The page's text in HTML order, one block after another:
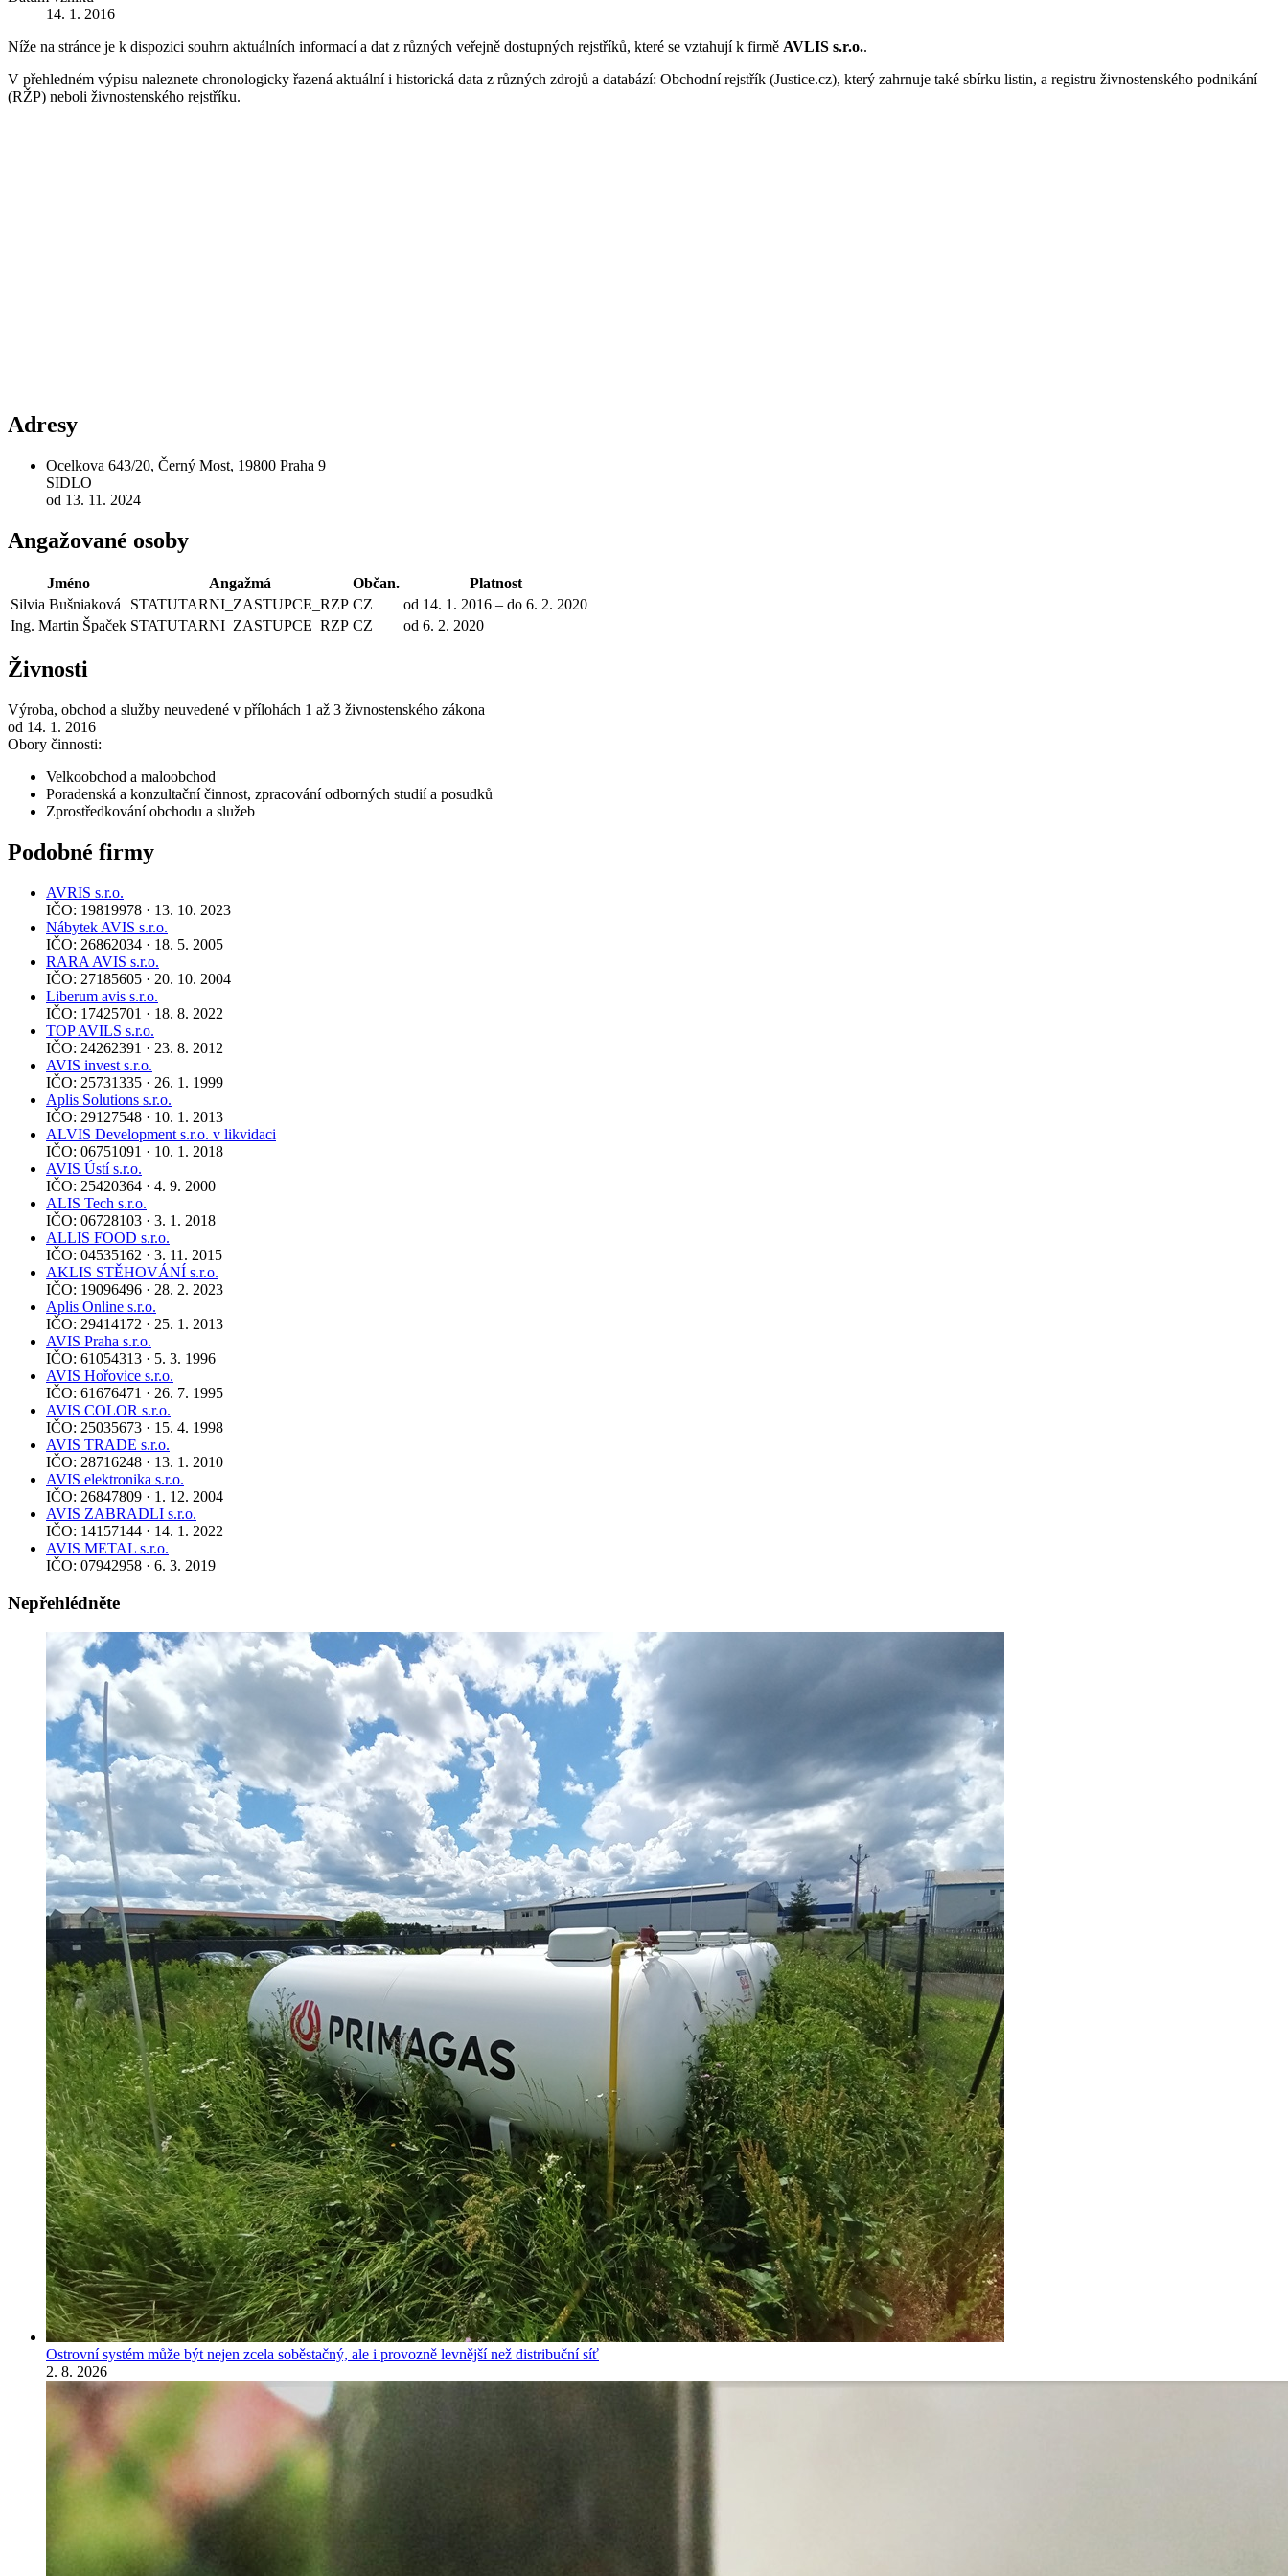
14. 1. 2016
Níže na stránce je k dispozici souhrn aktuálních informací a dat z různých veřejně dostupných rejstříků, které se vztahují k firmě AVLIS s.r.o..
V přehledném výpisu naleznete chronologicky řazená aktuální i historická data z různých zdrojů a databází: Obchodní rejstřík (Justice.cz), který zahrnuje také sbírku listin, a registru živnostenského podnikání
(RŽP) neboli živnostenského rejstříku.
Adresy
Ocelkova 643/20, Černý Most, 19800 Praha 9
SIDLO
od 13. 11. 2024
Angažované osoby
Jméno Angažmá Občan.
Platnost
Silvia Bušniaková
STATUTARNI_ZASTUPCE_RZP CZ
od 14. 1. 2016 – do 6. 2. 2020
Ing. Martin Špaček STATUTARNI_ZASTUPCE_RZP CZ od 6. 2. 2020
Živnosti
Výroba, obchod a služby neuvedené v přílohách 1 až 3 živnostenského zákona
od 14. 1. 2016
Obory činnosti:
Velkoobchod a maloobchod
Poradenská a konzultační činnost, zpracování odborných studií a posudků
Zprostředkování obchodu a služeb
Podobné firmy
AVRIS s.r.o.
IČO: 19819978 · 13. 10. 2023
Nábytek AVIS s.r.o.
IČO: 26862034 · 18. 5. 2005
RARA AVIS s.r.o.
IČO: 27185605 · 20. 10. 2004
Liberum avis s.r.o.
IČO: 17425701 · 18. 8. 2022
TOP AVILS s.r.o.
IČO: 24262391 · 23. 8. 2012
AVIS invest s.r.o.
IČO: 25731335 · 26. 1. 1999
Aplis Solutions s.r.o.
IČO: 29127548 · 10. 1. 2013
ALVIS Development s.r.o. v likvidaci
IČO: 06751091 · 10. 1. 2018
AVIS Ústí s.r.o.
IČO: 25420364 · 4. 9. 2000
ALIS Tech s.r.o.
IČO: 06728103 · 3. 1. 2018
ALLIS FOOD s.r.o.
IČO: 04535162 · 3. 11. 2015
AKLIS STĚHOVÁNÍ s.r.o.
IČO: 19096496 · 28. 2. 2023
Aplis Online s.r.o.
IČO: 29414172 · 25. 1. 2013
AVIS Praha s.r.o.
IČO: 61054313 · 5. 3. 1996
AVIS Hořovice s.r.o.
IČO: 61676471 · 26. 7. 1995
AVIS COLOR s.r.o.
IČO: 25035673 · 15. 4. 1998
AVIS TRADE s.r.o.
IČO: 28716248 · 13. 1. 2010
AVIS elektronika s.r.o.
IČO: 26847809 · 1. 12. 2004
AVIS ZABRADLI s.r.o.
IČO: 14157144 · 14. 1. 2022
AVIS METAL s.r.o.
IČO: 07942958 · 6. 3. 2019
Nepřehlédněte
Ostrovní systém může být nejen zcela soběstačný, ale i provozně levnější než distribuční síť
2. 8. 2026